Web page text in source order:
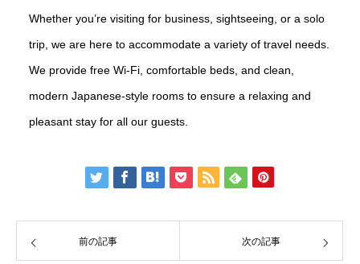
Whether you’re visiting for business, sightseeing, or a solo
trip, we are here to accommodate a variety of travel needs.
We provide free Wi-Fi, comfortable beds, and clean,
modern Japanese-style rooms to ensure a relaxing and
pleasant stay for all our guests.
前の記事 次の記事